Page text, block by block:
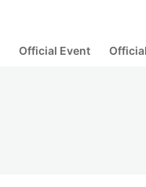
Official Event